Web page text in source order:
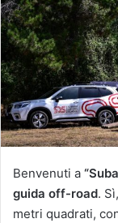
Benvenuti a
guida off-road.
metri quadrati,